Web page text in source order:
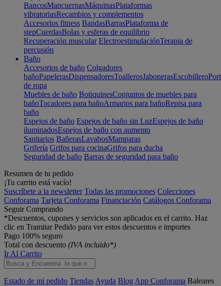
BancosMancuernasMáquinasPlataformas
vibratoriasRecambios y complementos
Accesorios fitness BandasBarrasPlataforma de
stepCuerdasBolas y esferas de equilibrio
Recuperación muscular ElectroestimulaciónTerapia de
percusión
Baño
Accesorios de baño Colgadores
bañoPapelerasDispensadoresToallerosJabonerasEscobillero
de ropa
Muebles de baño BotiquinesConjuntos de muebles para
bañoTocadores para bañoArmarios para bañoRepisa para
baño
Espejos de baño Espejos de baño sin LuzEspejos de baño
iluminadosEspejos de baño con aumento
Sanitarios BañerasLavabosMamparas
Grifería Grifos para cocinaGrifos para ducha
Seguridad de baño Barras de seguridad para baño
Resumen de tu pedido
¡Tu carrito está vacío!
Suscríbete a la newsletter Todas las promociones Colecciones
Conforama Tarjeta Conforama Financiación Catálogos Conforama
Seguir Comprando
*Descuentos, cupones y servicios son aplicados en el carrito. Haz
clic en Tramitar Pedido para ver estos descuentos e importes
Pago 100% seguro
Total con descuento (IVA incluido*)
Ir Al Carrito
Estado de mi pedido Tiendas Ayuda Blog App Conforama Baleares